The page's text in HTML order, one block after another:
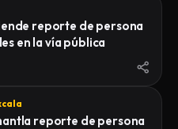
reporte de persona
en la vía pública
reporte de persona